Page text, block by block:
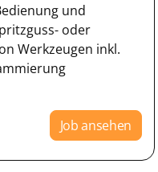
und
oder
Werkzeugen inkl.
Job ansehen